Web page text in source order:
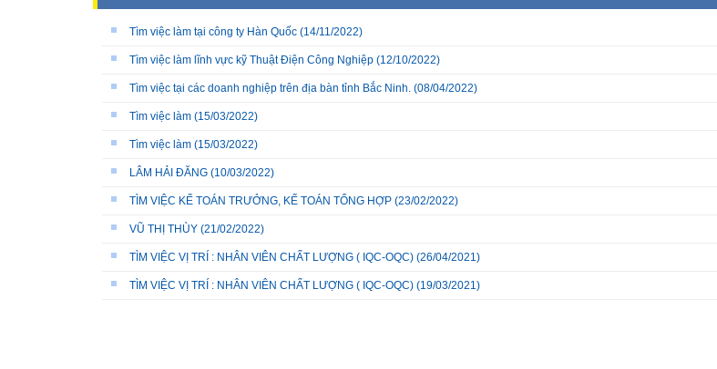
Tìm việc làm tại công ty Hàn Quốc (14/11/2022)
Tìm việc làm lĩnh vực kỹ Thuật Điện Công Nghiệp (12/10/2022)
Tìm việc tại các doanh nghiệp trên địa bàn tỉnh Bắc Ninh. (08/04/2022)
Tìm việc làm (15/03/2022)
Tìm việc làm (15/03/2022)
LÂM HẢI ĐĂNG (10/03/2022)
TÌM VIỆC KẾ TOÁN TRƯỞNG, KẾ TOÁN TỔNG HỢP (23/02/2022)
VŨ THỊ THÙY (21/02/2022)
TÌM VIỆC VỊ TRÍ : NHÂN VIÊN CHẤT LƯỢNG ( IQC-OQC) (26/04/2021)
TÌM VIỆC VỊ TRÍ : NHÂN VIÊN CHẤT LƯỢNG ( IQC-OQC) (19/03/2021)